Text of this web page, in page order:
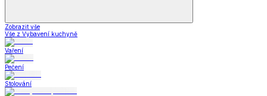
Zobrazit vše
Vše z Vybavení kuchyně
Vaření
Pečení
Stolování